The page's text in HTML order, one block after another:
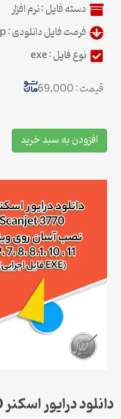
دسته فایل :نرم افزار
فرمت فایل دانلودی : zip
نوع فایل : exe
قیمت : 69,000
افزودن به سبد خرید
دانلود درایور اسکنر HP Scanjet 3770